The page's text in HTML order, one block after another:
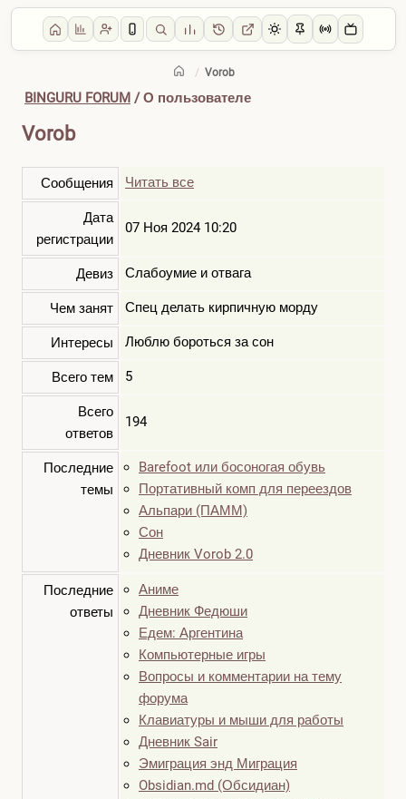
/ Vorob
BINGURU FORUM / О пользователе
Vorob
Сообщения Читать все
Дата
регистрации
07 Ноя 2024 10:20
Девиз Слабоумие и отвага
Чем занят Спец делать кирпичную морду
Интересы Люблю бороться за сон
Всего тем 5
Всего
ответов
194
Последние
темы
Barefoot или босоногая обувь
Портативный комп для переездов
Альпари (ПАММ)
Сон
Дневник Vorob 2.0
Последние
ответы
Аниме
Дневник Федюши
Едем: Аргентина
Компьютерные игры
Вопросы и комментарии на тему
форума
Клавиатуры и мыши для работы
Дневник Sair
Эмиграция энд Миграция
Obsidian.md (Обсидиан)